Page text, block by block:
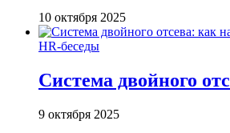
10 октября 2025
HR-беседы
Система двойного
9 октября 2025